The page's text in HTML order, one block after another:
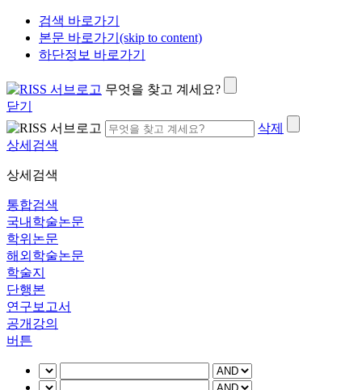
검색 바로가기
본문 바로가기(skip to content)
하단정보 바로가기
무엇을 찾고 계세요?
닫기
삭제
상세검색
상세검색
통합검색
국내학술논문
학위논문
해외학술논문
학술지
단행본
연구보고서
공개강의
버튼